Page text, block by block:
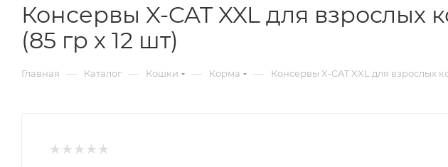
Консервы X-CAT XXL для
(85 гр х 12 шт)
Главная — Каталог — Кошки — Корма — Консервы X-CAT XXL для взрослых